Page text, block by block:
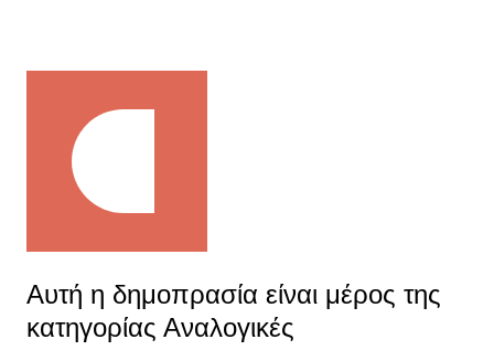
Αυτή η δημοπρασία είναι μέρος της
κατηγορίας Αναλογικές